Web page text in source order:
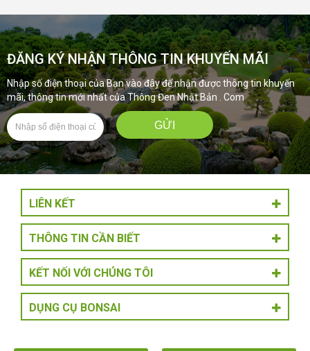
ĐĂNG KÝ NHẬN THÔNG TIN KHUYẾN MÃI
Nhập số điện thoại của Bạn vào đây để nhận được thông tin khuyến
mãi, thông tin mới nhất của Thông Đen Nhật Bản . Com
LIÊN KẾT
THÔNG TIN CẦN BIẾT
KẾT NỐI VỚI CHÚNG TÔI
DỤNG CỤ BONSAI